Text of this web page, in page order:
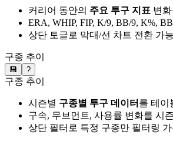
커리어 동안의 주요 투구 지표 변
ERA, WHIP, FIP, K/9, BB/9, K%,
상단 토글로 막대/선 차트 전환 가능
구종 추이
💾 ?
구종 추이
시즌별 구종별 투구 데이터 를 테이
구속, 무브먼트, 사용률 변화를 시
상단 필터로 특정 구종만 필터링 가